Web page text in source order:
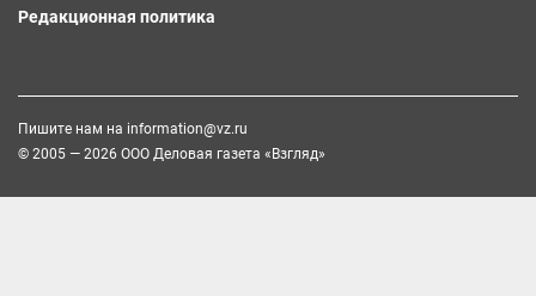
Редакционная политика
Пишите нам на information@vz.ru
© 2005 — 2026 ООО Деловая газета «Взгляд»